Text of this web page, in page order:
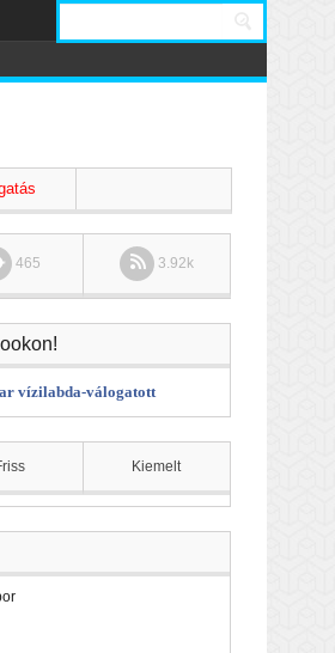
465 3.92k
vízilabda-válogatott
Kiemelt